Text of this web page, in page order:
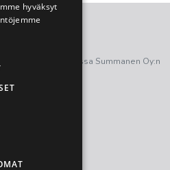
osana tukemassa Summanen Oy:n
hyväksyt